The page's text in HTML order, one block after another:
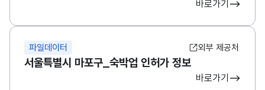
바로가기
파일데이터 외부 제공처
서울특별시 마포구_숙박업 인허가 정보
바로가기